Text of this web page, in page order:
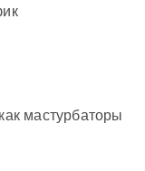
мастурбаторы